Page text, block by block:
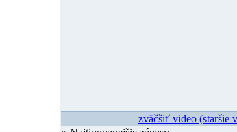
zväčšiť video (staršie